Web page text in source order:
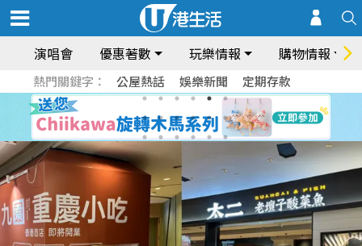
演唱會 優惠著數 玩樂情報 購物情報
熱門關鍵字： 公屋熱話 娛樂新聞 定期存款